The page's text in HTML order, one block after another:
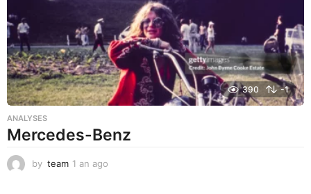
390 -1
ANALYSES
Mercedes-Benz
by team 1 an ago